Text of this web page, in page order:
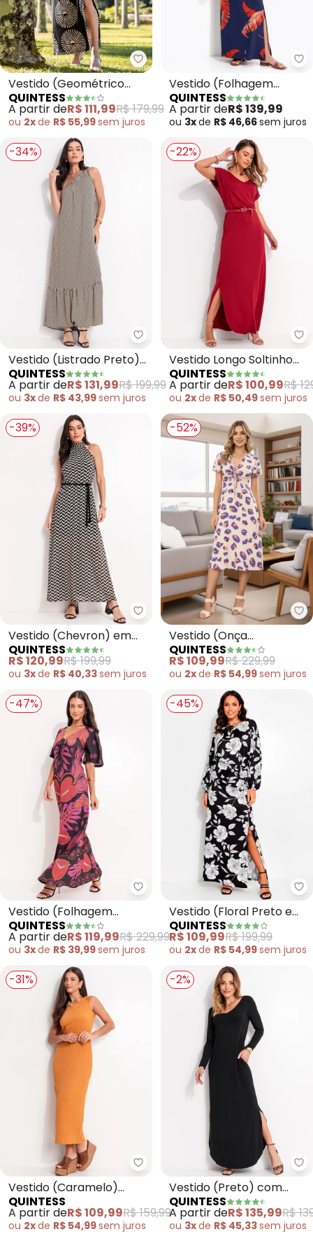
Quintess - Vestido
Vestido (Geométrico
Bicolor) em Malha Fria
QUINTESS
A partir deR$ 111,99R$ 179,99
ou 2xde R$ 55,99sem juros
Vestido (Folhagem
Telha) em Malha de
Viscose
QUINTESS
A partir deR$ 139,99
ou 3xde R$ 46,66sem juros
-34%
Quintess - Vestido (Listrado
Vestido (Listrado Preto)
em Viscose Plana
QUINTESS
A partir deR$ 131,99R$ 199,99
ou 3xde R$ 43,99sem juros
-22%
Vestido Longo Soltinho
com Fenda (Vermelho)
QUINTESS
A partir deR$ 100,99R$
ou 2xde R$ 50,49sem juros
-39%
Quintess - Vestido (Chevron)
Vestido (Chevron) em
Malha Plissada
QUINTESS
R$ 120,99R$ 199,99
ou 3xde R$ 40,33sem juros
-52%
Vestido (Onça
Geométrica) em Crepe
Plano
QUINTESS
R$ 109,99R$ 229,99
ou 2xde R$ 54,99sem juros
-47%
Quintess - Vestido (Folhagem
Vestido (Folhagem
Barrada) em Malha Fria
QUINTESS
A partir deR$ 119,99R$ 229,99
ou 3xde R$ 39,99sem juros
-45%
Vestido (Floral Preto e
Branco) em Malha Fria
QUINTESS
R$ 109,99R$ 199,99
ou 2xde R$ 54,99sem juros
-31%
Quintess - Vestido (Caramelo)
Vestido (Caramelo)
Texturizado
QUINTESS
A partir deR$ 109,99R$ 159,99
ou 2xde R$ 54,99sem juros
-2%
Vestido (Preto) com
Fendas nas Laterais
QUINTESS
A partir deR$ 135,99R$
ou 3xde R$ 45,33sem juros